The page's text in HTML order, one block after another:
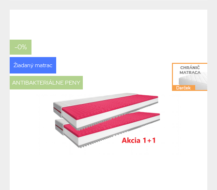
-0%
Žiadaný matrac
ANTIBAKTERIÁLNE PENY